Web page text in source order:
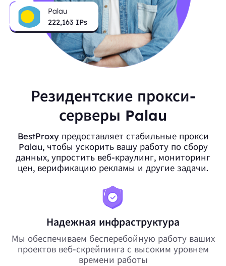
Palau
222,163 IPs
Резидентские прокси-
серверы Palau
BestProxy предоставляет стабильные прокси
Palau, чтобы ускорить вашу работу по сбору
данных, упростить веб-краулинг, мониторинг
цен, верификацию рекламы и другие задачи.
Надежная инфраструктура
Мы обеспечиваем бесперебойную работу ваших
проектов веб-скрейпинга с высоким уровнем
времени работы